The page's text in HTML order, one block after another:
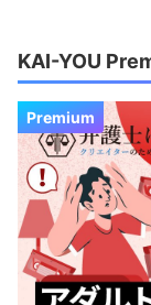
KAI-YOU
Premium